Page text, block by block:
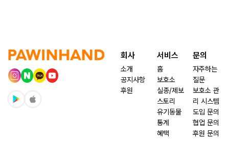
회사
소개
공지사항
후원
서비스
홈
보호소
실종/제보
스토리
유기동물
통계
혜택
문의
자주하는
질문
보호소 관
리 시스템
도입 문의
협업 문의
후원 문의